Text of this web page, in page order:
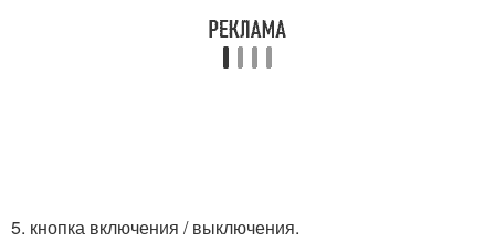
5. кнопка включения / выключения.